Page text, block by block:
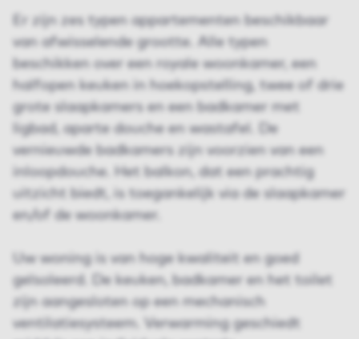
Er zijn zes typen appartementen beschikbaar
van afwisselende grootte. Alle typen
beschikken over een royale woonkamer, een
halfopen keuken in hoekopstelling, twee of drie
grote slaapkamers en een badkamer met
ligbad, aparte douche en wastafel. De
vernieuwde badkamers zijn voorzien van een
inloopdouche. Het balkon, dat een prachtig
uitzicht biedt, is toegankelijk via de slaapkamer
en/of de woonkamer.
Uw woning is van hoge kwaliteit en goed
geïsoleerd. De keuken, badkamer en het toilet
zijn aangesloten op een mechanisch
ventilatiesysteem. Verwarming geschiedt